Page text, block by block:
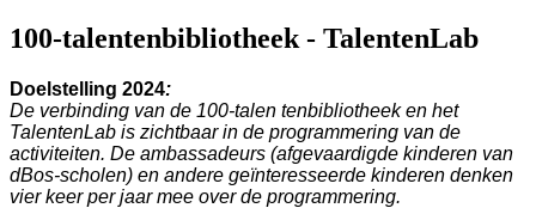
100-talentenbibliotheek - TalentenLab
Doelstelling 2024:
De verbinding van de 100-talen tenbibliotheek en het
TalentenLab is zichtbaar in de programmering van de
activiteiten. De ambassadeurs (afgevaardigde kinderen van
dBos-scholen) en andere geïnteresseerde kinderen denken
vier keer per jaar mee over de programmering.